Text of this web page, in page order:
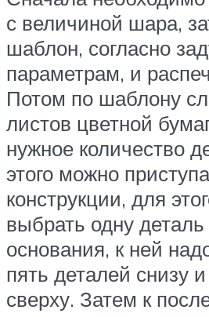
с величиной шара,
шаблон, согласно
параметрам, и
Потом по шаблону
листов цветной
нужное количество
этого можно
конструкции, для
выбрать одну деталь
основания, к ней
пять деталей снизу
сверху. Затем к